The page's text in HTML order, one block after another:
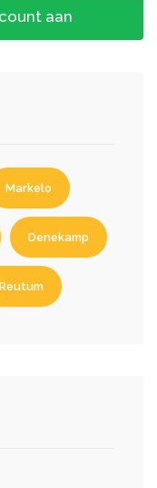
aan
Markelo
Denekamp
Reutum